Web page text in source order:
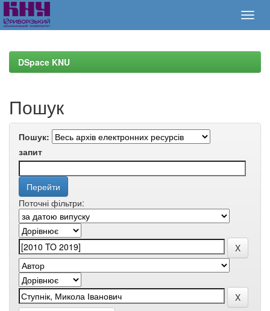
navigationDSpace KNU
Пошук
Пошук:
запит
Поточні фільтри: